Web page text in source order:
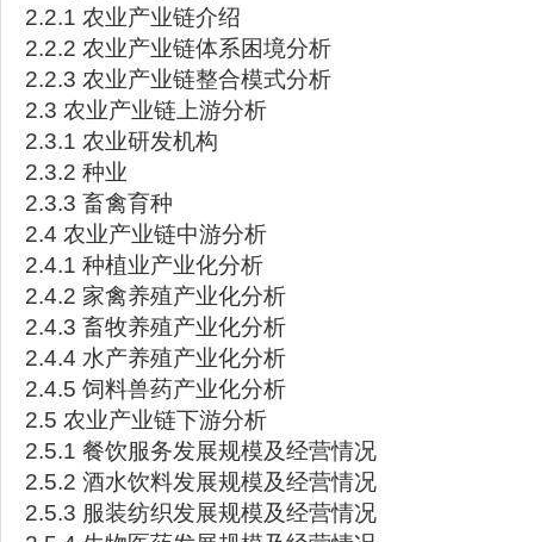
2.2.1 农业产业链介绍
2.2.2 农业产业链体系困境分析
2.2.3 农业产业链整合模式分析
2.3 农业产业链上游分析
2.3.1 农业研发机构
2.3.2 种业
2.3.3 畜禽育种
2.4 农业产业链中游分析
2.4.1 种植业产业化分析
2.4.2 家禽养殖产业化分析
2.4.3 畜牧养殖产业化分析
2.4.4 水产养殖产业化分析
2.4.5 饲料兽药产业化分析
2.5 农业产业链下游分析
2.5.1 餐饮服务发展规模及经营情况
2.5.2 酒水饮料发展规模及经营情况
2.5.3 服装纺织发展规模及经营情况